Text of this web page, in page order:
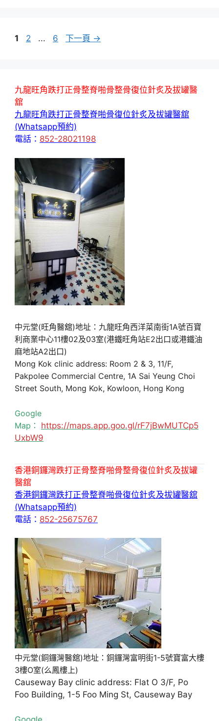
頁
1
頁
2 ...
頁
6 下一頁 →
九龍旺角跌打正骨整脊啪骨整骨復位針炙及拔罐醫
舘
九龍旺角跌打正骨整脊啪骨復位針炙及拔罐醫舘
(Whatsapp預約)
電話： 852-28021198
中元堂(旺角醫舘)地址：九龍旺角西洋菜南街1A號百寶
利商業中心11樓02及03室(港鐵旺角站E2出口或港鐵油
麻地站A2出口)
Mong Kok clinic address: Room 2 & 3, 11/F,
Pakpolee Commercial Centre, 1A Sai Yeung Choi
Street South, Mong Kok, Kowloon, Hong Kong
Google
Map： https://maps.app.goo.gl/rF7jBwMUTCp5
UxbW9
香港銅鑼灣跌打正骨整脊啪骨整骨復位針炙及拔罐
醫舘
香港銅鑼灣跌打正骨整脊啪骨復位針炙及拔罐醫舘
(Whatsapp預約)
電話： 852-25675767
中元堂(銅鑼灣醫舘)地址：銅鑼灣富明街1-5號寶富大樓
3樓O室(么鳳樓上)
Causeway Bay clinic address: Flat O 3/F, Po
Foo Building, 1-5 Foo Ming St, Causeway Bay